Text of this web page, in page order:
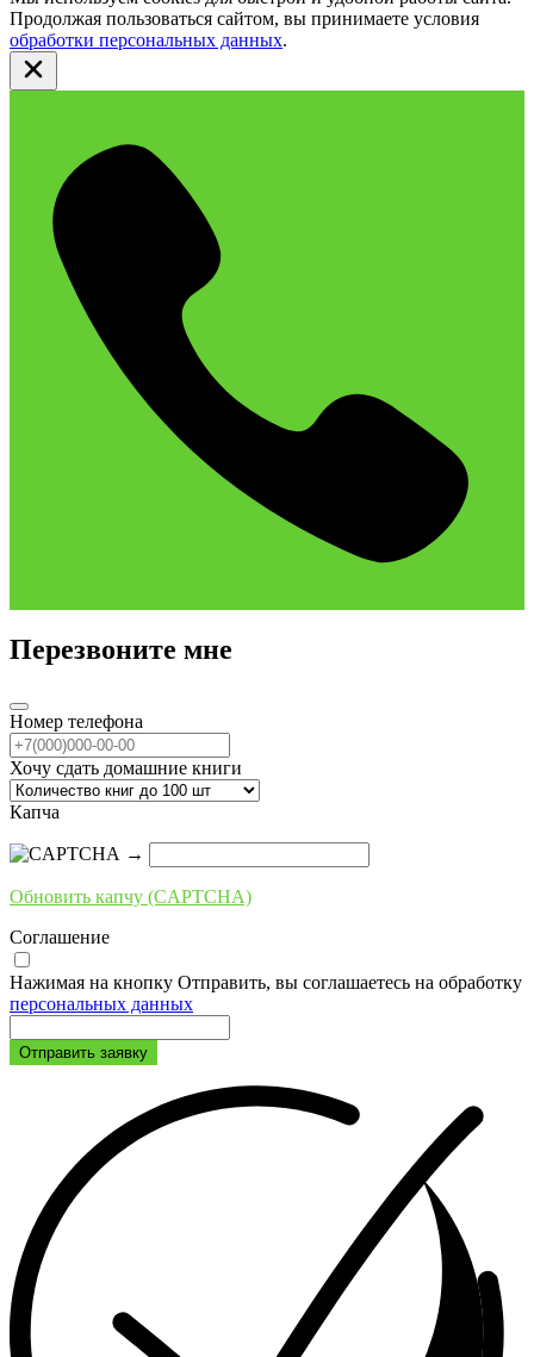
Продолжая пользоваться сайтом, вы принимаете условия
обработки персональных данных.
Перезвоните мне
Номер телефона
Хочу сдать домашние книги
Капча
→
Обновить капчу (CAPTCHA)
Соглашение
Нажимая на кнопку Отправить, вы соглашаетесь на обработку
персональных данных
Отправить заявку